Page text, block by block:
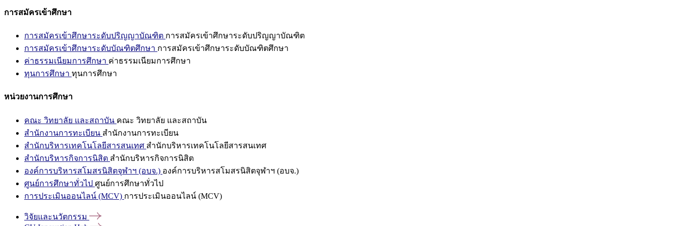
การสมัครเข้าศึกษา
การสมัครเข้าศึกษาระดับปริญญาบัณฑิต การสมัครเข้าศึกษาระดับปริญญาบัณฑิต
การสมัครเข้าศึกษาระดับบัณฑิตศึกษา การสมัครเข้าศึกษาระดับบัณฑิตศึกษา
ค่าธรรมเนียมการศึกษา ค่าธรรมเนียมการศึกษา
ทุนการศึกษา ทุนการศึกษา
หน่วยงานการศึกษา
คณะ วิทยาลัย และสถาบัน คณะ วิทยาลัย และสถาบัน
สำนักงานการทะเบียน สำนักงานการทะเบียน
สำนักบริหารเทคโนโลยีสารสนเทศ สำนักบริหารเทคโนโลยีสารสนเทศ
สำนักบริหารกิจการนิสิต สำนักบริหารกิจการนิสิต
องค์การบริหารสโมสรนิสิตจุฬาฯ (อบจ.) องค์การบริหารสโมสรนิสิตจุฬาฯ (อบจ.)
ศูนย์การศึกษาทั่วไป ศูนย์การศึกษาทั่วไป
การประเมินออนไลน์ (MCV) การประเมินออนไลน์ (MCV)
วิจัยและนวัตกรรม